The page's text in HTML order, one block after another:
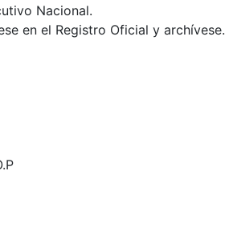
Nacional.
en el Registro Oficial y archívese.